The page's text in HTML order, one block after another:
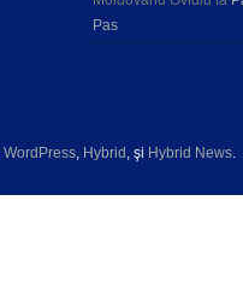
Pas
WordPress, Hybrid , şi Hybrid News.